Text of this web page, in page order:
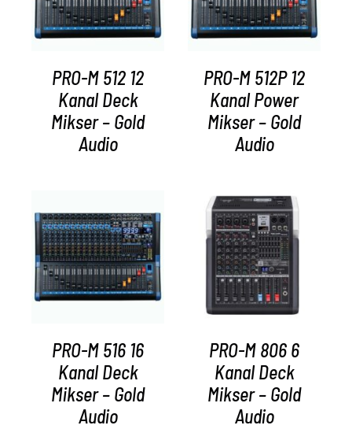
PRO-M 512 12
Kanal Deck
Mikser – Gold
Audio
PRO-M 512P 12
Kanal Power
Mikser – Gold
Audio
AYRINTILAR
PRO-M 516 16
Kanal Deck
Mikser – Gold
Audio
AYRINTILAR
PRO-M 806 6
Kanal Deck
Mikser – Gold
Audio